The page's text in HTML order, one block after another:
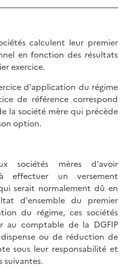
calculent leur premier
en fonction des résultats
exercice.
d'application du régime
de référence correspond
la société mère qui précède
option.
sociétés mères d'avoir
effectuer un versement
serait normalement dû en
d'ensemble du premier
du régime, ces sociétés
au comptable de la DGFIP
ou de réduction de
sous leur responsabilité et
suivantes.